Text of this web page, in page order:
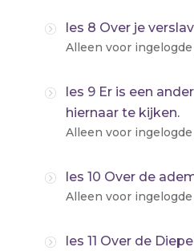
les 8 Over je
Alleen voor
les 9 Er is een
hiernaar te kijken.
Alleen voor
les 10 Over de
Alleen voor
les 11 Over de